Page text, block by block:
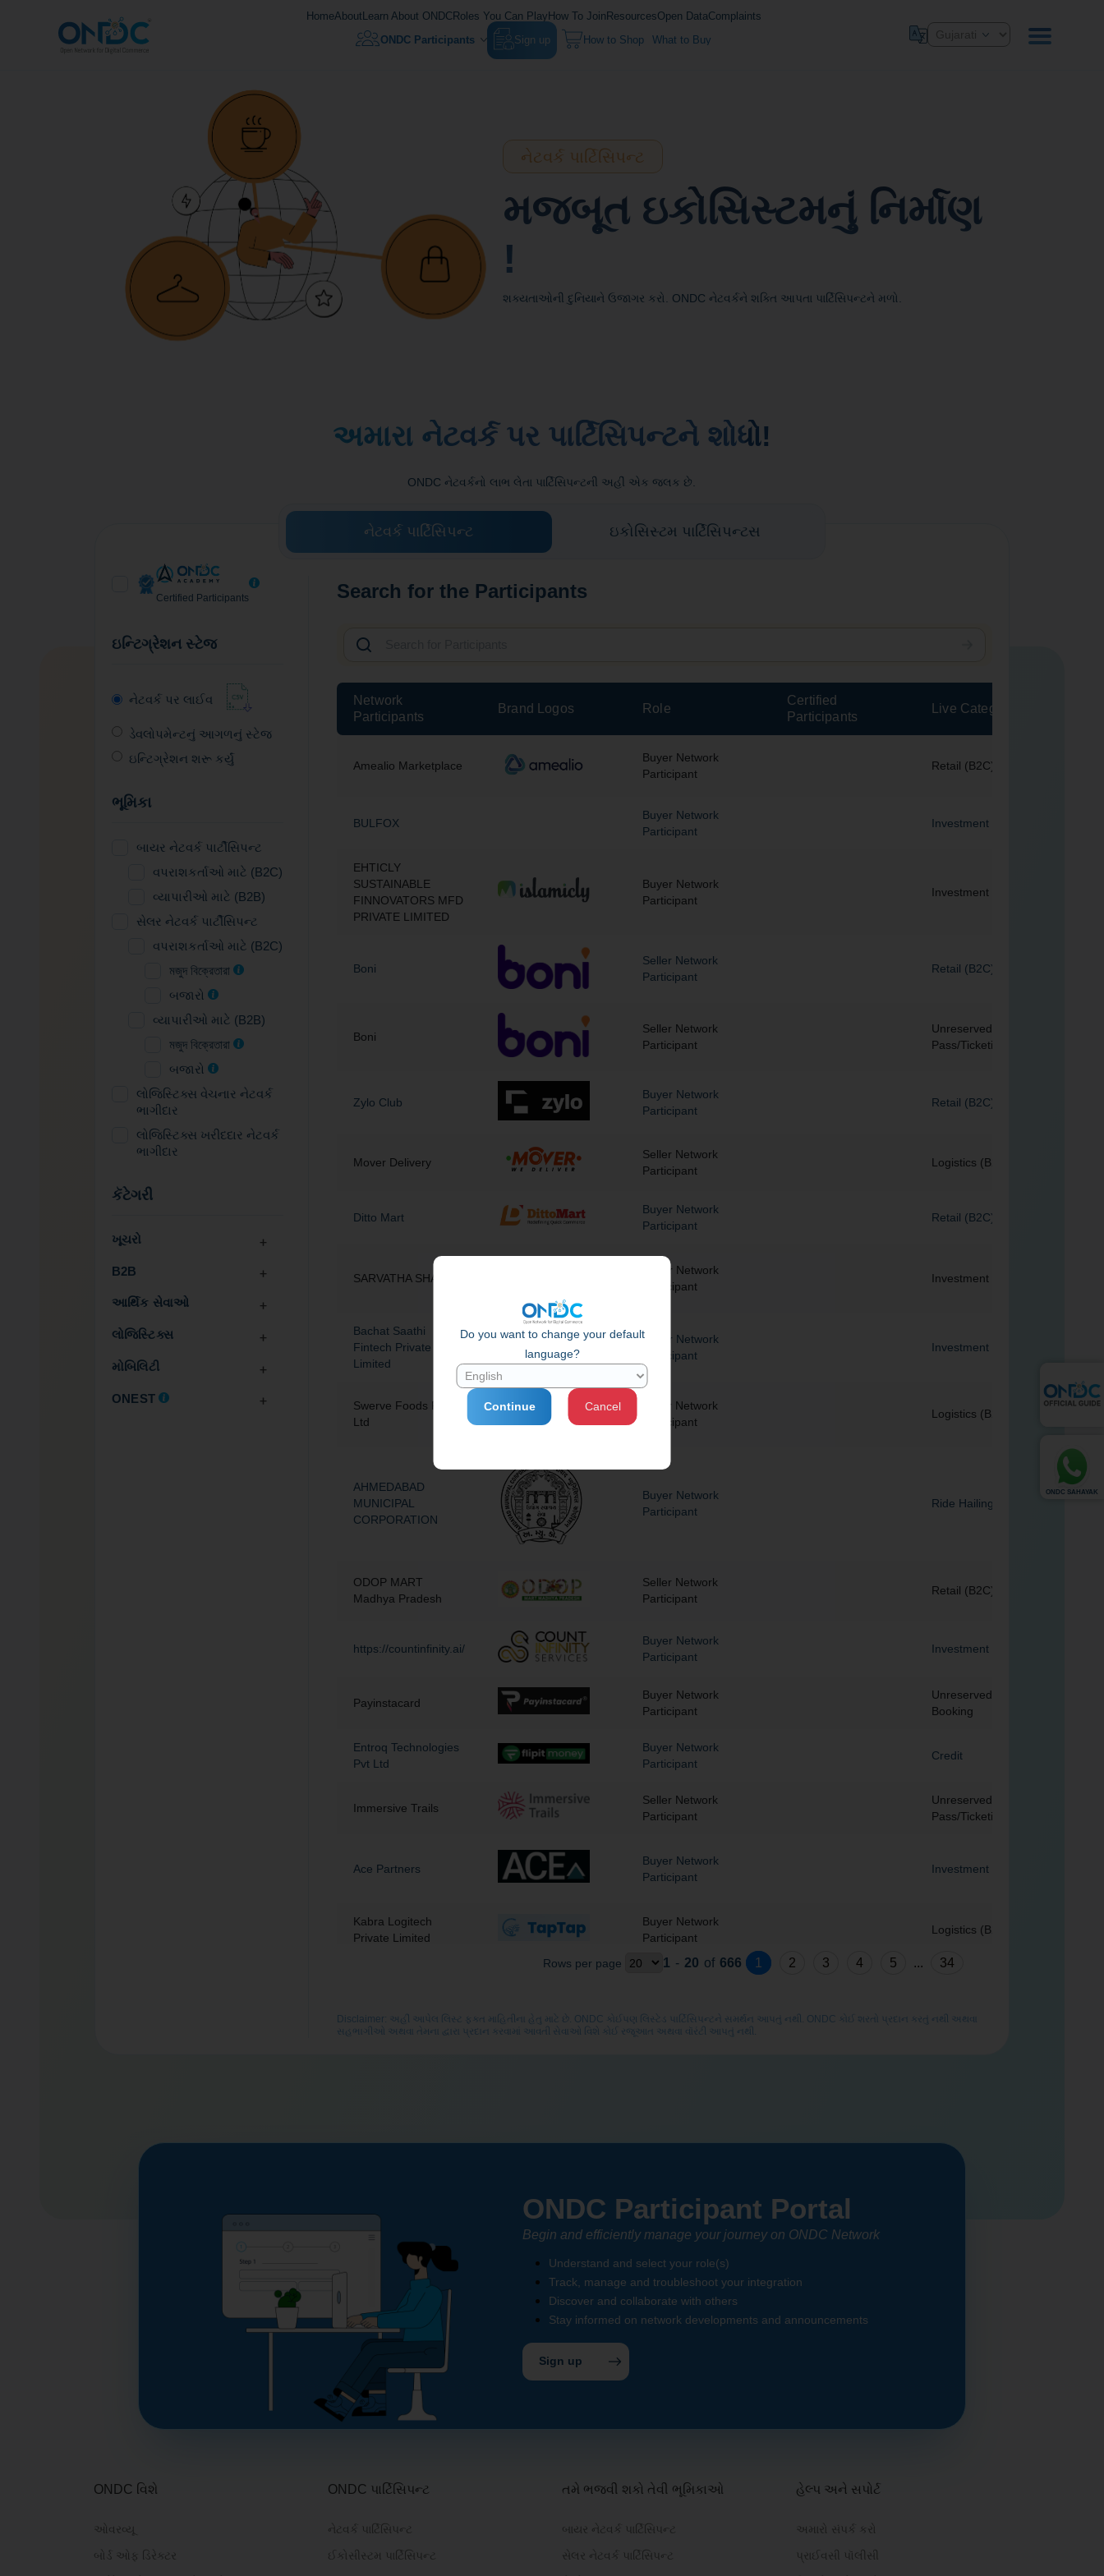
HomeAbout Learn About ONDCRoles You Can Play How To Join ResourcesOpen DataComplaints
ONDC Participants
Sign up How to Shop What to Buy
Do you want to change your default
language?
Continue Cancel
નેટવર્ક પાર્ટિસિપન્ટ
મજબૂત ઇકોસિસ્ટમનું નિર્માણ
!
શક્યતાઓની દુનિયાને ઉજાગર કરો. ONDC નેટવર્કને શક્તિ આપતા પાર્ટિસિપન્ટને મળો.
અમારા નેટવર્ક પર પાર્ટિસિપન્ટને શોધો!
ONDC નેટવર્કનો લાભ લેતા પાર્ટિસિપન્ટની અહીં એક જલક છે.
નેટવર્ક પાર્ટિસિપન્ટ ઇકોસિસ્ટમ પાર્ટિસિપન્ટસ
Certified Participants
ઇન્ટિગ્રેશન સ્ટેજ
નેટવર્ક પર લાઈવ
ડેવલોપમેન્ટનું આગળનું સ્ટેજ
ઇન્ટિગ્રેશન શરૂ કર્યું
ભૂમિકા
બાયર નેટવર્ક પાર્ટીસિપન્ટ
વપરાશકર્તાઓ માટે (B2C)
વ્યાપારીઓ માટે (B2B)
સેલર નેટવર્ક પાર્ટીસિપન્ટ
વપરાશકર્તાઓ માટે (B2C)
মজুদ বিক্রেতারা
બજારો
વ્યાપારીઓ માટે (B2B)
মজুদ বিক্রেতারা
બજારો
લોજિસ્ટિક્સ વેચનાર નેટવર્ક
ભાગીદાર
લોજિસ્ટિક્સ ખરીદદાર નેટવર્ક
ભાગીદાર
કૅટેગરી
ખૂચરો
B2B
આર્થિક સેવાઓ
લોજિસ્ટિક્સ
મોબિલિટી
ONEST
Search for the Participants
Network
Participants
Brand Logos Role
Certified
Participants
Live Categories
Amealio Marketplace
Buyer Network
Participant
Retail (B2C)
BULFOX
Buyer Network
Participant
Investment
EHTICLY
SUSTAINABLE
FINNOVATORS MFD
PRIVATE LIMITED
Buyer Network
Participant
Investment
Boni
Seller Network
Participant
Retail (B2C)
Boni
Seller Network
Participant
Unreserved Entry
Pass/Ticketing
Zylo Club
Buyer Network
Participant
Retail (B2C)
Mover Delivery
Seller Network
Participant
Logistics (B2C)
Ditto Mart
Buyer Network
Participant
Retail (B2C)
SARVATHA SHARMA
Buyer Network
Participant
Investment
Bachat Saathi
Fintech Private
Limited
Buyer Network
Participant
Investment
Swerve Foods Pvt
Ltd
Seller Network
Participant
Logistics (B2C)
AHMEDABAD
MUNICIPAL
CORPORATION
Buyer Network
Participant
Ride Hailing
ODOP MART
Madhya Pradesh
Seller Network
Participant
Retail (B2C)
https://countinfinity.ai/
Buyer Network
Participant
Investment
Payinstacard
Buyer Network
Participant
Unreserved Ticket
Booking
Entroq Technologies
Pvt Ltd
Buyer Network
Participant
Credit
Immersive Trails
Seller Network
Participant
Unreserved Entry
Pass/Ticketing
Ace Partners
Buyer Network
Participant
Investment
Kabra Logitech
Private Limited
Buyer Network
Participant
Logistics (B2C)
Rows per page 1 - 20 of 666 1 2 3 4 5 ... 34
Disclaimer: અહીં આપેલ લિસ્ટ ફક્ત માહિતીના હેતુ માટે છે. ONDC કોઈપણ લિસ્ટેડ પાર્ટિસિપન્ટને સમર્થન આપતું નથી. ONDC કોઈ શરતો પ્રદાન કરતું નથી અથવા
સહભાગીઓ અથવા તેમના દ્વારા પ્રદાન કરવામાં આવતી સેવાઓ વિશે કોઈ રજૂઆત અથવા વૉરંટી આપતું નથી.
ONDC Participant Portal
Begin and efficiently manage your journey on ONDC Network
Understand and select your role(s)
Track, manage and troubleshoot your integration
Discover and collaborate with others
Stay informed on network developments and announcements
Sign up
ONDC વિશે
ઓવરવ્યૂ
બોર્ડ ઓફ ડિરેક્ટર
ONDC પાર્ટિસિપન્ટ
નેટવર્ક પાર્ટિસિપન્ટ
ઈકોસીસ્ટમ પાર્ટિસિપન્ટ
તમે ભજવી શકો તેવી ભૂમિકાઓ
બાયર નેટવર્ક પાર્ટિસિપન્ટ
સેલર નેટવર્ક પાર્ટિસિપન્ટ
હેલ્પ અને સપોર્ટ
અમારો સંપર્ક કરો
પ્રાઈવસી પૉલીસી
ONDC SAHAYAK